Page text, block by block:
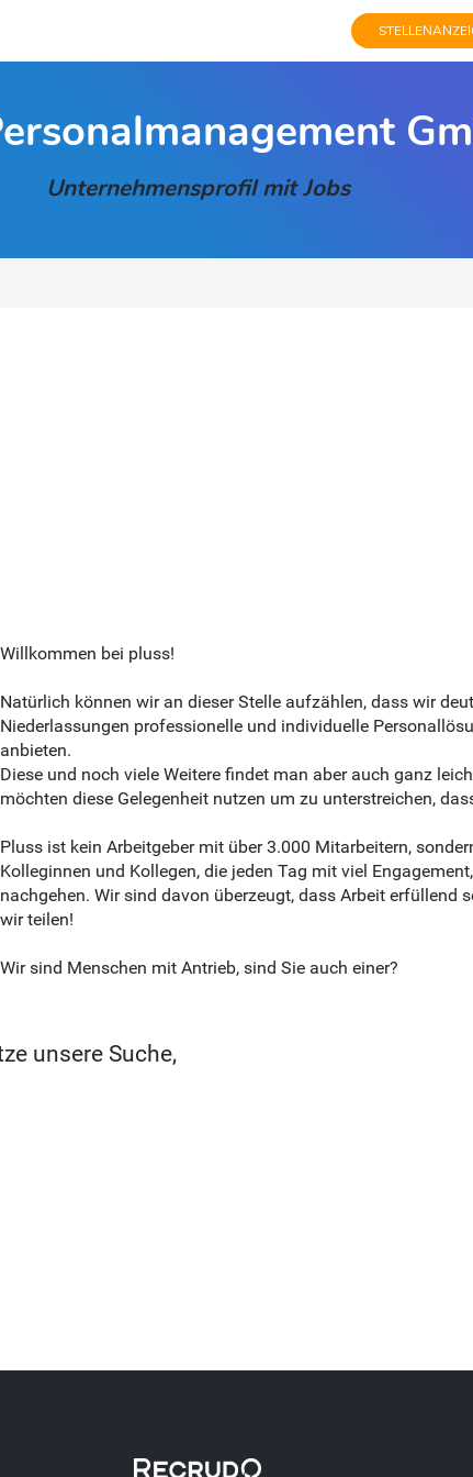
Unternehmensprofil mit Jobs
Willkommen bei pluss!
Natürlich können wir an dieser Stelle aufzählen, dass wir
Niederlassungen professionelle und individuelle
anbieten.
Diese und noch viele Weitere findet man aber auch ganz
möchten diese Gelegenheit nutzen um zu unterstreichen,
Pluss ist kein Arbeitgeber mit über 3.000 Mitarbeitern,
Kolleginnen und Kollegen, die jeden Tag mit viel
nachgehen. Wir sind davon überzeugt, dass Arbeit erfüllend
wir teilen!
Wir sind Menschen mit Antrieb, sind Sie auch einer?
unsere Suche,